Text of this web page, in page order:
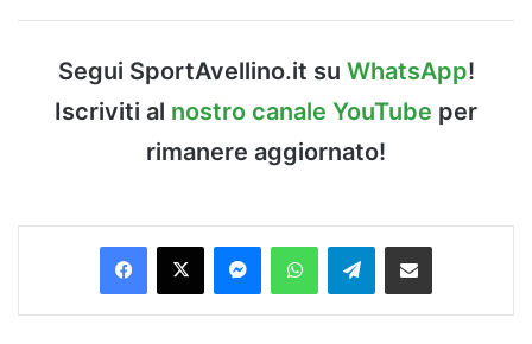
Segui SportAvellino.it su WhatsApp!
Iscriviti al nostro canale YouTube per
rimanere aggiornato!
Facebook
X MessengerWhatsAppTelegramCondividi via Email